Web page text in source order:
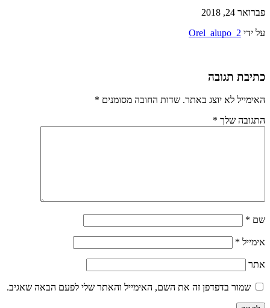
פברואר 24, 2018
על ידי Orel_alupo_2
כתיבת תגובה
האימייל לא יוצג באתר. שדות החובה מסומנים *
התגובה שלך *
שם *
אימייל *
אתר
שמור בדפדפן זה את השם, האימייל והאתר שלי לפעם הבאה שאגיב.